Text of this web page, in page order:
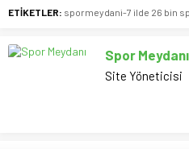
ETİKETLER: spormeydani-7 ilde 26 bin
Spor Meydanı
Site Yöneticisi